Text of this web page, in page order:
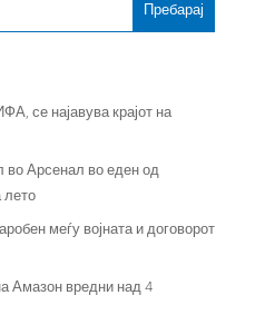
Пребарај
се најавува крајот на
Арсенал во еден од
лето
меѓу војната и договорот
Амазон вредни над 4